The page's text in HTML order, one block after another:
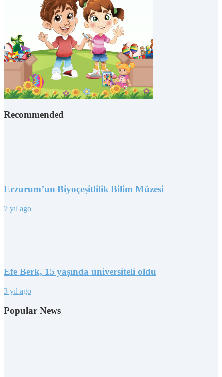
Recommended
Erzurum’un Biyoçeşitlilik Bilim Müzesi
7 yıl ago
Efe Berk, 15 yaşında üniversiteli oldu
3 yıl ago
Popular News